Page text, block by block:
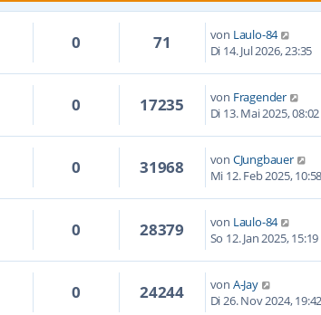
0 71 von Laulo-84
Di 14. Jul 2026, 23:35
0 17235 von Fragender
Di 13. Mai 2025, 08:02
0 31968 von CJungbauer
Mi 12. Feb 2025, 10:58
0 28379 von Laulo-84
So 12. Jan 2025, 15:19
0 24244 von A-Jay
Di 26. Nov 2024, 19:42